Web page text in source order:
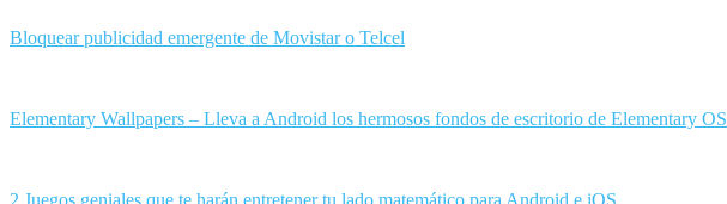
Bloquear publicidad emergente de Movistar o Telcel
Elementary Wallpapers – Lleva a Android los hermosos fondos de escritorio de Elementary OS
2 Juegos geniales que te harán entretener tu lado matemático para Android e iOS